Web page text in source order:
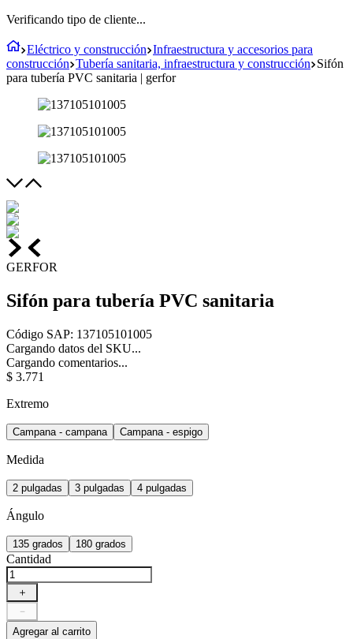
Verificando tipo de cliente...
Eléctrico y construcción Infraestructura y accesorios para
construcción Tubería sanitaria, infraestructura y construcción Sifón
para tubería PVC sanitaria | gerfor
GERFOR
Sifón para tubería PVC sanitaria
Código SAP: 137105101005
Cargando datos del SKU...
Cargando comentarios...
$ 3.771
Extremo
Campana - campana Campana - espigo
Medida
2 pulgadas 3 pulgadas 4 pulgadas
Ángulo
135 grados 180 grados
Cantidad
＋
－
Agregar al carrito